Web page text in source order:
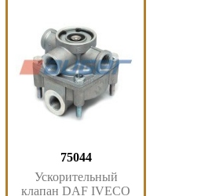
75044
Ускорительный
клапан DAF IVECO